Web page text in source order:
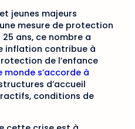
jeunes majeurs
mesure de protection
25 ans, ce nombre a
inflation contribue à
de l’enfance
s’accorde à
d’accueil
conditions de